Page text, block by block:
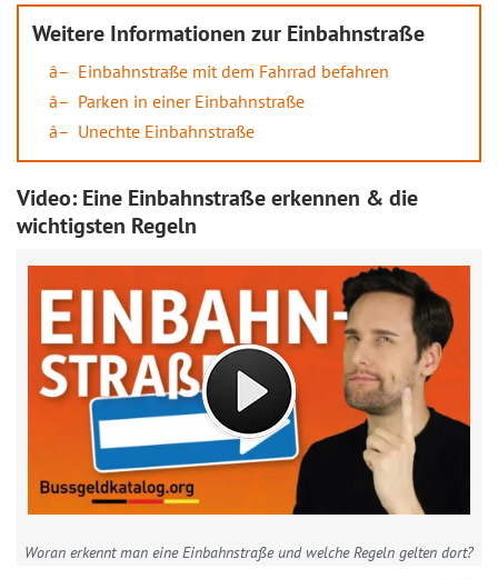
Weitere Informationen zur Einbahnstraße
Einbahnstraße mit dem Fahrrad befahren
Parken in einer Einbahnstraße
Unechte Einbahnstraße
Video: Eine Einbahnstraße erkennen & die
wichtigsten Regeln
Woran erkennt man eine Einbahnstraße und welche Regeln gelten dort?